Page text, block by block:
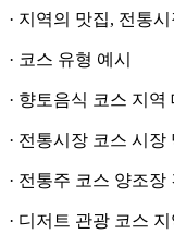
· 지역의 맛집, 전통
· 코스 유형 예시
· 향토음식 코스 지역
· 전통시장 코스 시
· 전통주 코스 양조장
· 디저트 관광 코스